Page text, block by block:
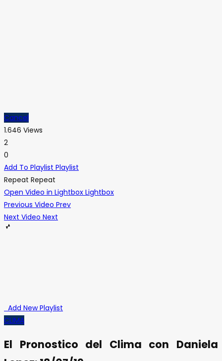
Cancel
1.646 Views
2
0
Add To Playlist Playlist
Repeat Repeat
Open Video in Lightbox Lightbox
Previous Video Prev
Next Video Next
Add New Playlist
CLIMA
El Pronostico del Clima con Daniela